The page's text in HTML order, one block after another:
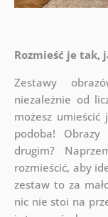
Rozmieść je tak,
Zestawy
niezależnie od
możesz
podoba! Obrazy
drugim?
rozmieścić, aby
zestaw to za
nic nie stoi na